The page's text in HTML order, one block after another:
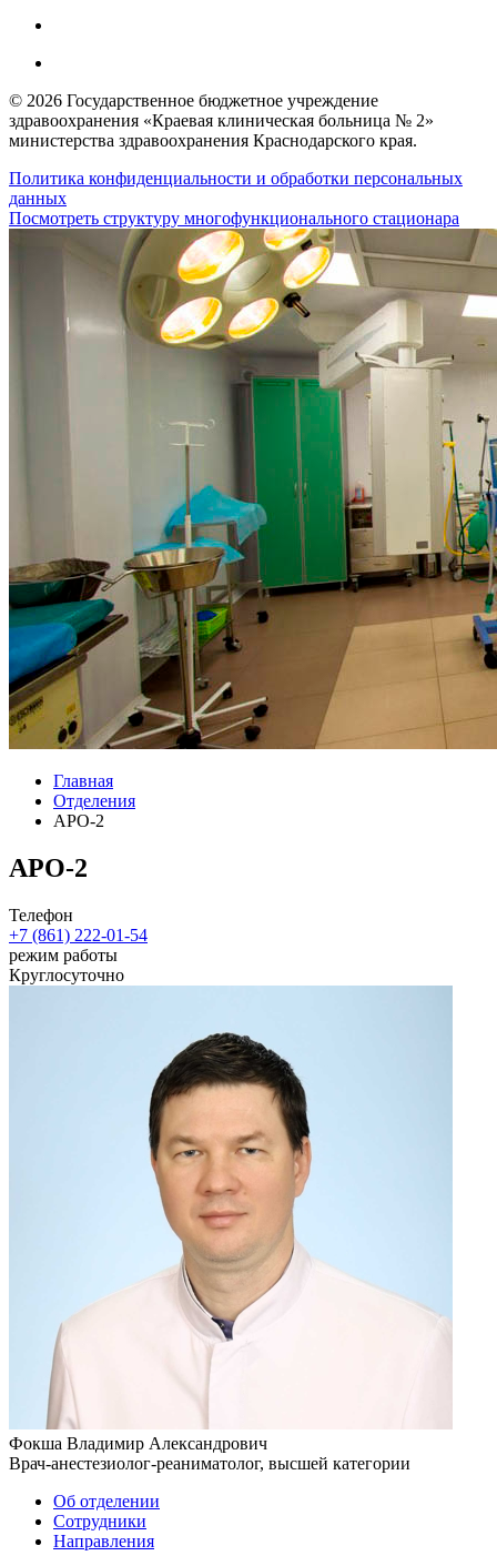
© 2026 Государственное бюджетное учреждение
здравоохранения «Краевая клиническая больница № 2»
министерства здравоохранения Краснодарского края.
Политика конфиденциальности и обработки персональных
данных
Посмотреть структуру многофункционального стационара
Главная
Отделения
АРО-2
АРО-2
Телефон
+7 (861) 222-01-54
режим работы
Круглосуточно
Фокша Владимир Александрович
Врач-анестезиолог-реаниматолог, высшей категории
Об отделении
Сотрудники
Направления